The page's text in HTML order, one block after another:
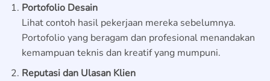
Portofolio Desain
Lihat contoh hasil pekerjaan mereka sebelumnya.
Portofolio yang beragam dan profesional menandakan
kemampuan teknis dan kreatif yang mumpuni.
Reputasi dan Ulasan Klien